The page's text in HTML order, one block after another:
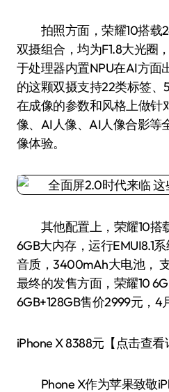
拍照方面，荣耀10搭载
双摄组合，均为F1.8大光圈
于处理器内置NPU在AI方面
的这颗双摄支持22类标签、
在成像的参数和风格上做针
像、AI人像、AI人像合影等
像体验。
其他配置上，荣耀10搭
6GB大内存，运行EMUI8.1
音质，3400mAh大电池，
最终的发售方面，荣耀10
6GB+128GB售价2999元，4
iPhone X 8388元【点击查看
Phone X作为苹果致敬